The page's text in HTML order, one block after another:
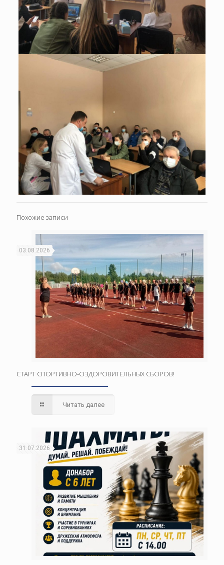
Похожие записи
03.08.2026
СТАРТ СПОРТИВНО-ОЗДОРОВИТЕЛЬНЫХ СБОРОВ!
Читать далее
31.07.2026